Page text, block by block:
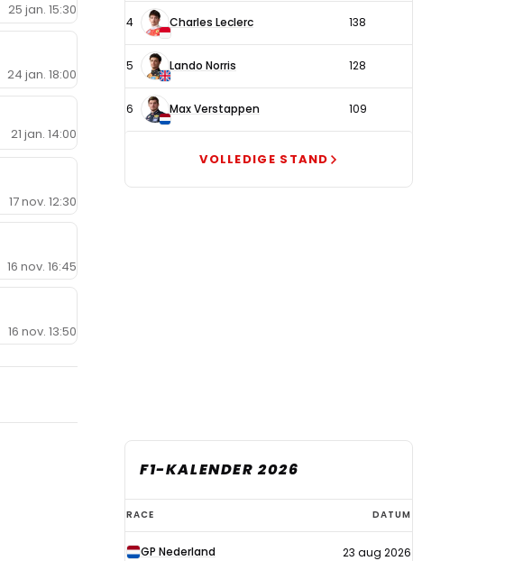
25 jan. 15:30
24 jan. 18:00
21 jan. 14:00
17 nov. 12:30
16 nov. 16:45
16 nov. 13:50
4 Charles Leclerc 138
5 Lando Norris 128
6 Max Verstappen 109
VOLLEDIGE STAND
F1-KALENDER 2026
F1-
kalender
RACE DATUM
GP Nederland 23 aug 2026